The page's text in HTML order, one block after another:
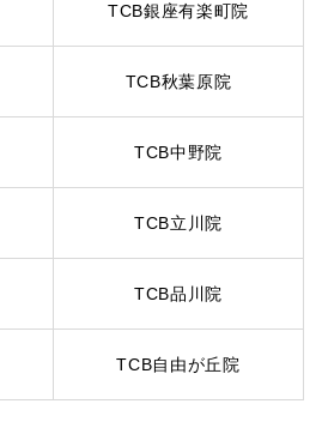
TCB銀座有楽町院
TCB秋葉原院
TCB中野院
TCB立川院
TCB品川院
TCB自由が丘院